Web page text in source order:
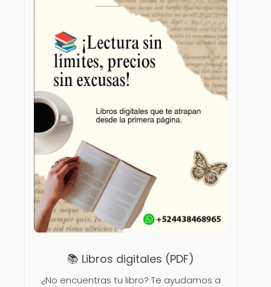
📚 Libros digitales (PDF)
¿No encuentras tu libro? Te ayudamos a